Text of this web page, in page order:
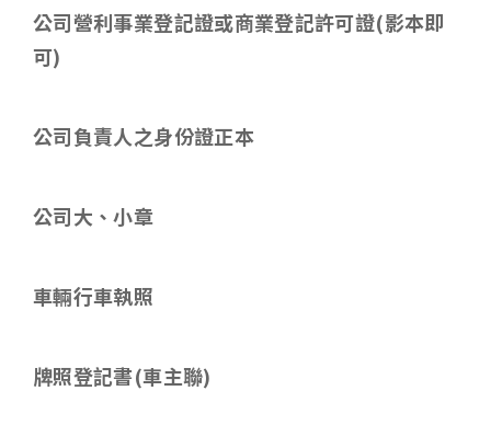
公司營利事業登記證或商業登記許可證(影本即
可)
公司負責人之身份證正本
公司大、小章
車輛行車執照
牌照登記書(車主聯)